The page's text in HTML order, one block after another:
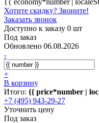
Хотите скидку? Звоните!
Заказать звонок
Доступно к заказу 0 шт
Под заказ
Обновлено 06.08.2026
-
+
В корзину
Итого: {{ price*number |
+7 (495) 943-29-27
Уточнить цену
Под заказ